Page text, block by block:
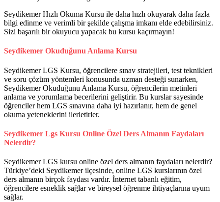
Seydikemer Hızlı Okuma Kursu ile daha hızlı okuyarak daha fazla
bilgi edinme ve verimli bir şekilde çalışma imkanı elde edebilirsiniz.
Sizi başarılı bir okuyucu yapacak bu kursu kaçırmayın!
Seydikemer Okuduğunu Anlama Kursu
Seydikemer LGS Kursu, öğrencilere sınav stratejileri, test teknikleri
ve soru çözüm yöntemleri konusunda uzman desteği sunarken,
Seydikemer Okuduğunu Anlama Kursu, öğrencilerin metinleri
anlama ve yorumlama becerilerini geliştirir. Bu kurslar sayesinde
öğrenciler hem LGS sınavına daha iyi hazırlanır, hem de genel
okuma yeteneklerini ilerletirler.
Seydikemer Lgs Kursu Online Özel Ders Almanın Faydaları
Nelerdir?
Seydikemer LGS kursu online özel ders almanın faydaları nelerdir?
Türkiye’deki Seydikemer ilçesinde, online LGS kurslarının özel
ders almanın birçok faydası vardır. İnternet tabanlı eğitim,
öğrencilere esneklik sağlar ve bireysel öğrenme ihtiyaçlarına uyum
sağlar.